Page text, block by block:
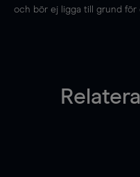
och bör ej ligga till grund för